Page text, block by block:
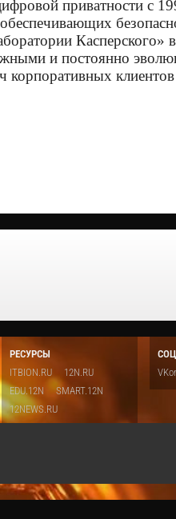
приватности с
Касперского»
и постоянно
корпоративных
РЕСУРСЫ
ITBION.RU
12N.RU
EDU.12N
SMART.12N
12NEWS.RU